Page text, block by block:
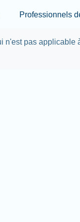
Skip to
Professionnels
n'est pas applicable